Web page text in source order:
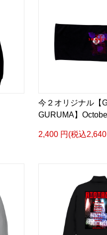
今２オリジナル【
GURUMA】
2,400 円(税込